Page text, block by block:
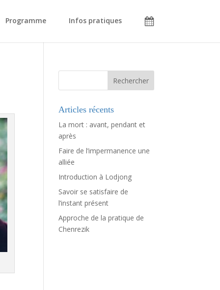
Programme Infos pratiques
Articles récents
La mort : avant, pendant et
après
Faire de l’impermanence une
alliée
Introduction à Lodjong
Savoir se satisfaire de
l’instant présent
Approche de la pratique de
Chenrezik